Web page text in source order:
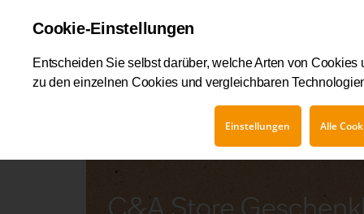
Cookie-Einstellungen
Entscheiden Sie selbst darüber, welche Arten von
zu den einzelnen Cookies und vergleichbaren
Einstellungen Alle
Ihre Auswahl